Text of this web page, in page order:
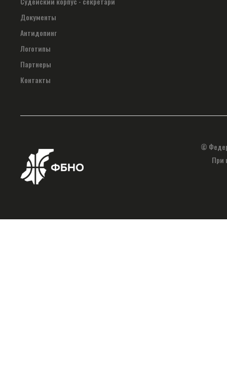
Документы
Антидопинг
Логотипы
Партнеры
Контакты
©
При